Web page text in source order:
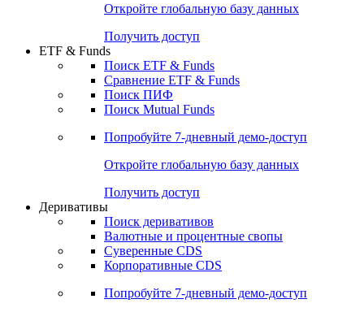
Откройте глобальную базу данных
Получить доступ
ETF & Funds
Поиск ETF & Funds
Сравнение ETF & Funds
Поиск ПИФ
Поиск Mutual Funds
Попробуйте 7-дневный демо-доступ
Откройте глобальную базу данных
Получить доступ
Деривативы
Поиск деривативов
Валютные и процентные свопы
Суверенные CDS
Корпоративные CDS
Попробуйте 7-дневный демо-доступ